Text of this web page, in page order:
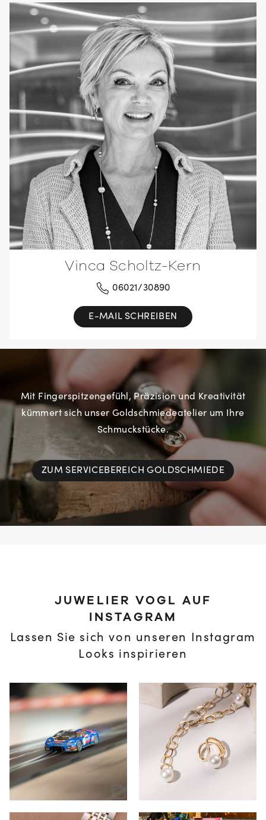
Vinca Scholtz-Kern
06021/30890
E-MAIL SCHREIBEN
Mit Fingerspitzengefühl, Präzision und Kreativität
kümmert sich unser Goldschmiedeatelier um Ihre
Schmuckstücke.
ZUM SERVICEBEREICH GOLDSCHMIEDE
JUWELIER VOGL AUF
INSTAGRAM
Lassen Sie sich von unseren Instagram
Looks inspirieren